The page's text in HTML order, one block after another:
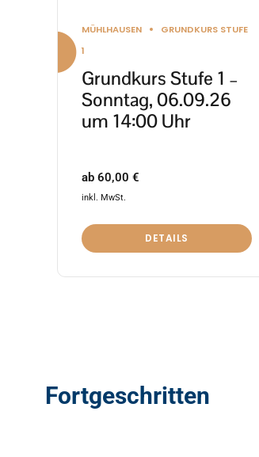
MÜHLHAUSEN
GRUNDKURS STUFE
1
Grundkurs Stufe 1 –
Sonntag, 06.09.26
um 14:00 Uhr
ab 60,00 €
inkl. MwSt.
DETAILS
gewählt
werden
Fortgeschritten